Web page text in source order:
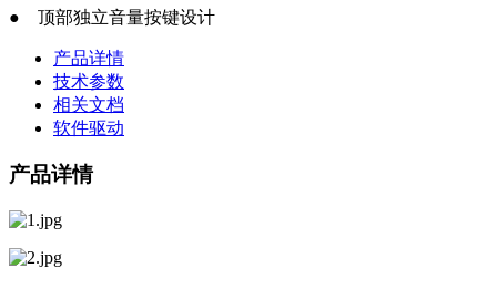
● 顶部独立音量按键设计
产品详情
技术参数
相关文档
软件驱动
产品详情